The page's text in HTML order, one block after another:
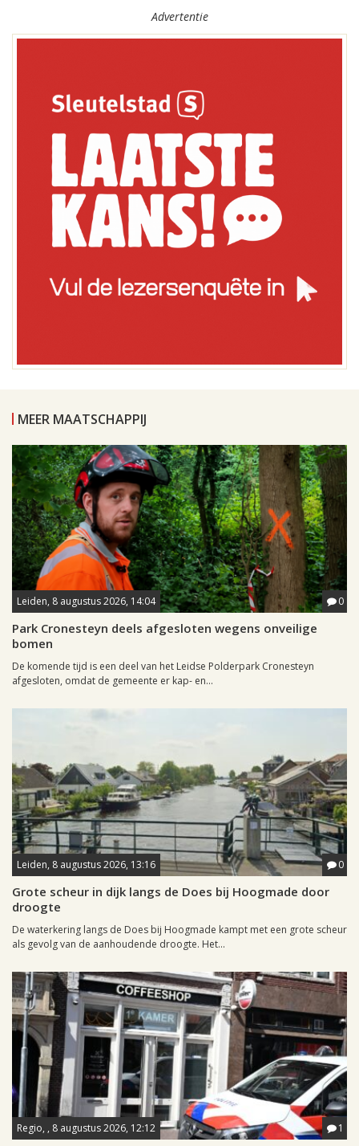
Advertentie
MEER MAATSCHAPPIJ
Leiden, 8 augustus 2026, 14:04 0
Park Cronesteyn deels afgesloten wegens onveilige
bomen
De komende tijd is een deel van het Leidse Polderpark Cronesteyn
afgesloten, omdat de gemeente er kap- en...
Leiden, 8 augustus 2026, 13:16 0
Grote scheur in dijk langs de Does bij Hoogmade door
droogte
De waterkering langs de Does bij Hoogmade kampt met een grote scheur
als gevolg van de aanhoudende droogte. Het...
Regio, , 8 augustus 2026, 12:12 1